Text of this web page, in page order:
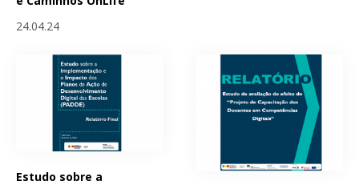
24.04.24
Estudo sobre a